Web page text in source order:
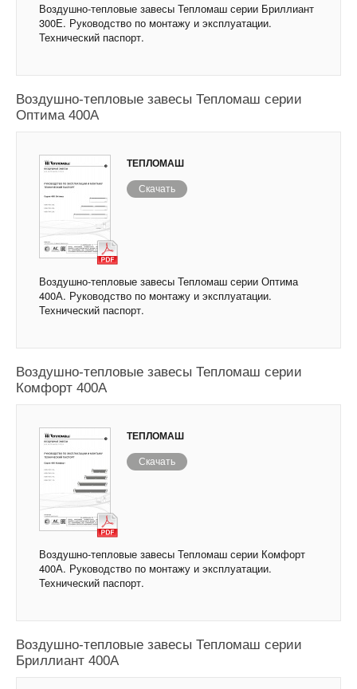
Воздушно-тепловые завесы Тепломаш серии Бриллиант
300Е. Руководство по монтажу и эксплуатации.
Технический паспорт.
Воздушно-тепловые завесы Тепломаш серии
Оптима 400А
ТЕПЛОМАШ
Скачать
Воздушно-тепловые завесы Тепломаш серии Оптима
400А. Руководство по монтажу и эксплуатации.
Технический паспорт.
Воздушно-тепловые завесы Тепломаш серии
Комфорт 400А
ТЕПЛОМАШ
Скачать
Воздушно-тепловые завесы Тепломаш серии Комфорт
400А. Руководство по монтажу и эксплуатации.
Технический паспорт.
Воздушно-тепловые завесы Тепломаш серии
Бриллиант 400А